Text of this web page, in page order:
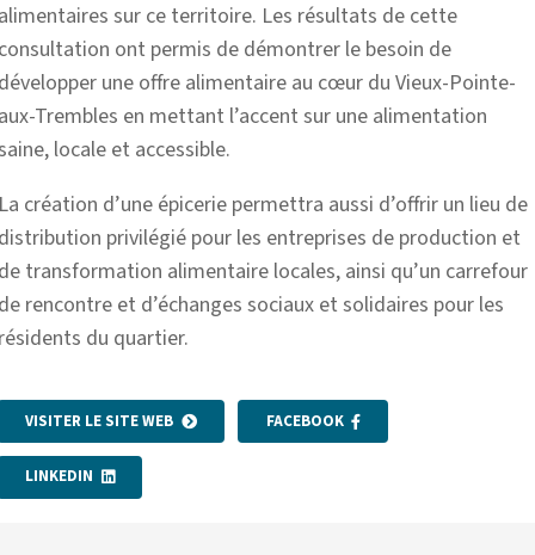
sur ce territoire. Les résultats de cette
ont permis de démontrer le besoin de
une offre alimentaire au cœur du Vieux-Pointe-
Trembles en mettant l’accent sur une alimentation
locale et accessible.
création d’une épicerie permettra aussi d’offrir un lieu de
privilégié pour les entreprises de production et
transformation alimentaire locales, ainsi qu’un carrefour
rencontre et d’échanges sociaux et solidaires pour les
du quartier.
VISITER LE SITE WEB FACEBOOK
LINKEDIN